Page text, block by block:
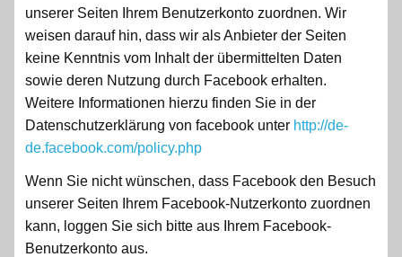
unserer Seiten Ihrem Benutzerkonto zuordnen. Wir
weisen darauf hin, dass wir als Anbieter der Seiten
keine Kenntnis vom Inhalt der übermittelten Daten
sowie deren Nutzung durch Facebook erhalten.
Weitere Informationen hierzu finden Sie in der
Datenschutzerklärung von facebook unter http://de-
de.facebook.com/policy.php
Wenn Sie nicht wünschen, dass Facebook den Besuch
unserer Seiten Ihrem Facebook-Nutzerkonto zuordnen
kann, loggen Sie sich bitte aus Ihrem Facebook-
Benutzerkonto aus.